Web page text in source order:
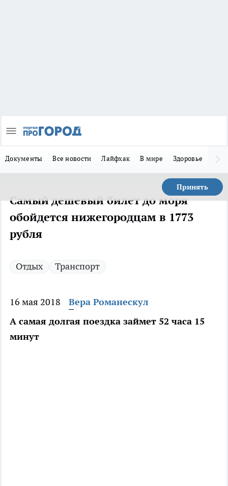
Документы Все новости Лайфхак В мире Здоровье
Принять
Самый дешевый билет до моря
обойдется нижегородцам в 1773
рубля
Отдых Транспорт
16 мая 2018
Вера Романескул
А самая долгая поездка займет 52 часа 15
минут